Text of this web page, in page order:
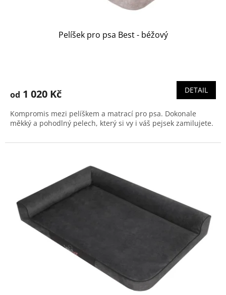
Pelíšek pro psa Best - béžový
je
z
5
od 1 020 Kč DETAIL
Kompromis mezi pelíškem a matrací pro psa. Dokonale
měkký a pohodlný pelech, který si vy i váš pejsek zamilujete.